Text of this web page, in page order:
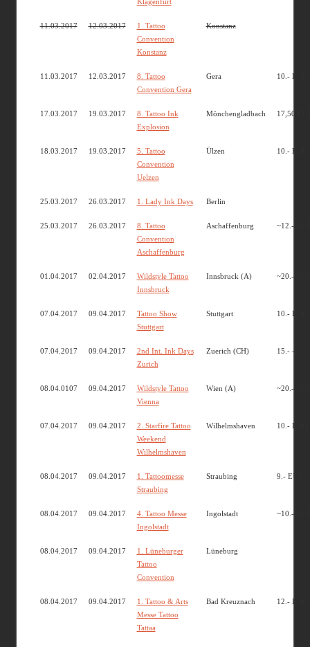
Klagenfurt
11.03.2017 12.03.2017
1. Tattoo
Convention
Konstanz
Konstanz
11.03.2017 12.03.2017
8. Tattoo
Convention Gera
Gera 10.- EUR
17.03.2017 19.03.2017
8. Tattoo Ink
Explosion
Mönchengladbach 17,50
18.03.2017 19.03.2017
5. Tattoo
Convention
Uelzen
Ülzen 10.- EUR
25.03.2017 26.03.2017 1. Lady Ink Days Berlin
25.03.2017 26.03.2017
8. Tattoo
Convention
Aschaffenburg
Aschaffenburg ~12.-
01.04.2017 02.04.2017
Wildstyle Tattoo
Innsbruck
Innsbruck (A) ~20.-
07.04.2017 09.04.2017
Tattoo Show
Stuttgart
Stuttgart 10.- EUR
07.04.2017 09.04.2017
2nd Int. Ink Days
Zurich
Zuerich (CH) 15.- -
08.04.0107 09.04.2017
Wildstyle Tattoo
Vienna
Wien (A) ~20.-
07.04.2017 09.04.2017
2. Starfire Tattoo
Weekend
Wilhelmshaven
Wilhelmshaven 10.- EUR
08.04.2017 09.04.2017
1. Tattoomesse
Straubing
Straubing 9.- EUR
08.04.2017 09.04.2017
4. Tattoo Messe
Ingolstadt
Ingolstadt ~10.-
08.04.2017 09.04.2017
1. Lüneburger
Tattoo
Convention
Lüneburg
08.04.2017 09.04.2017
1. Tattoo & Arts
Messe Tattoo
Tattaa
Bad Kreuznach 12.- EUR